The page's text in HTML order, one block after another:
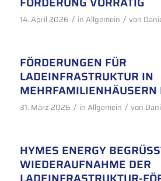
14. April 2026 / inAllgemein / von
FÖRDERUNGEN FÜR
LADEINFRASTRUKTUR IN
MEHRFAMILIENHÄUSERN
31. März 2026 / inAllgemein / von
HYMES ENERGY BEGRÜSST
IEDERAUFNAHME DER L